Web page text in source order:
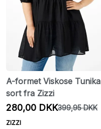
A-formet Viskose Tunika
sort fra Zizzi
280,00 DKK399,95 DKK
ZIZZI